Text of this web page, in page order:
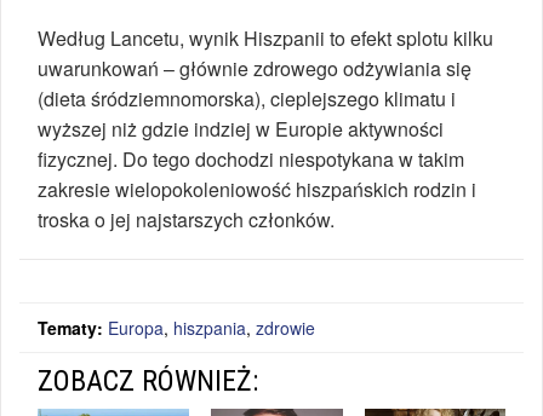
Według Lancetu, wynik Hiszpanii to efekt splotu kilku
uwarunkowań – głównie zdrowego odżywiania się
(dieta śródziemnomorska), cieplejszego klimatu i
wyższej niż gdzie indziej w Europie aktywności
fizycznej. Do tego dochodzi niespotykana w takim
zakresie wielopokoleniowość hiszpańskich rodzin i
troska o jej najstarszych członków.
Tematy: Europa, hiszpania, zdrowie
ZOBACZ RÓWNIEŻ: